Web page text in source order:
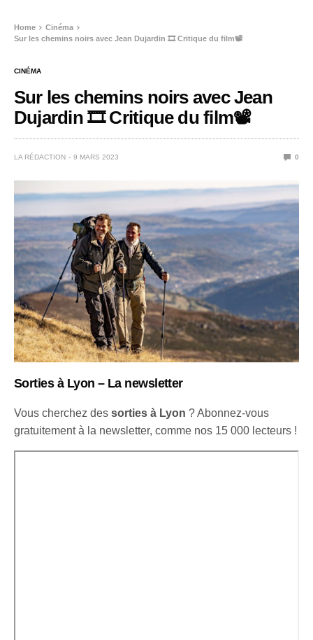
Home
Cinéma
Sur les chemins noirs avec Jean Dujardin 🎞️ Critique du film📽️
CINÉMA
Sur les chemins noirs avec Jean
Dujardin 🎞️ Critique du film📽️
LA RÉDACTION 9 MARS 2023 0
Sorties à Lyon – La newsletter
Vous cherchez dessorties à Lyon ? Abonnez-vous
gratuitement à la newsletter, comme nos 15 000 lecteurs !